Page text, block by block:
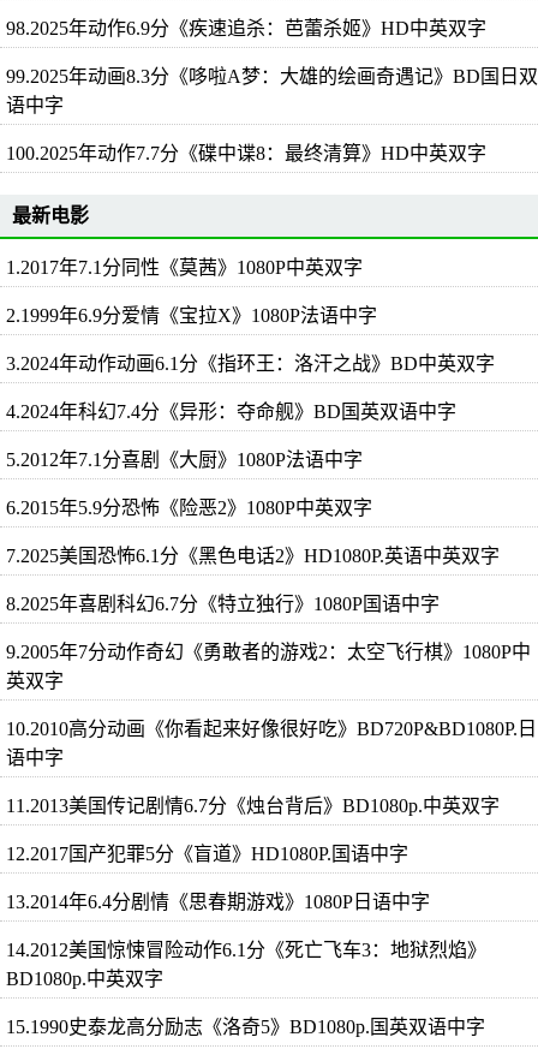
98.2025年动作6.9分《疾速追杀：芭蕾杀姬》HD中英双字
99.2025年动画8.3分《哆啦A梦：大雄的绘画奇遇记》BD国日双
语中字
100.2025年动作7.7分《碟中谍8：最终清算》HD中英双字
最新电影
1.2017年7.1分同性《莫茜》1080P中英双字
2.1999年6.9分爱情《宝拉X》1080P法语中字
3.2024年动作动画6.1分《指环王：洛汗之战》BD中英双字
4.2024年科幻7.4分《异形：夺命舰》BD国英双语中字
5.2012年7.1分喜剧《大厨》1080P法语中字
6.2015年5.9分恐怖《险恶2》1080P中英双字
7.2025美国恐怖6.1分《黑色电话2》HD1080P.英语中英双字
8.2025年喜剧科幻6.7分《特立独行》1080P国语中字
9.2005年7分动作奇幻《勇敢者的游戏2：太空飞行棋》1080P中
英双字
10.2010高分动画《你看起来好像很好吃》BD720P&BD1080P.日
语中字
11.2013美国传记剧情6.7分《烛台背后》BD1080p.中英双字
12.2017国产犯罪5分《盲道》HD1080P.国语中字
13.2014年6.4分剧情《思春期游戏》1080P日语中字
14.2012美国惊悚冒险动作6.1分《死亡飞车3：地狱烈焰》
BD1080p.中英双字
15.1990史泰龙高分励志《洛奇5》BD1080p.国英双语中字